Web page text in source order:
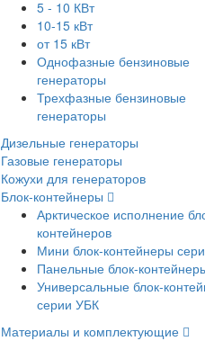
5 - 10 КВт
10-15 кВт
от 15 кВт
Однофазные бензиновые
генераторы
Трехфазные бензиновые
генераторы
Дизельные генераторы
Газовые генераторы
Кожухи для генераторов
Блок-контейнеры
Арктическое исполнение
контейнеров
Мини блок-контейнеры
Панельные блок-
Универсальные блок-
серии УБК
Материалы и комплектующие